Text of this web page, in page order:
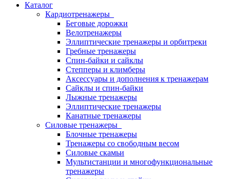
Каталог
Кардиотренажеры
Беговые дорожки
Велотренажеры
Эллиптические тренажеры и орбитреки
Гребные тренажеры
Спин-байки и сайклы
Степперы и климберы
Аксессуары и дополнения к тренажерам
Сайклы и спин-байки
Лыжные тренажеры
Эллиптические тренажеры
Канатные тренажеры
Силовые тренажеры
Блочные тренажеры
Тренажеры со свободным весом
Силовые скамьи
Мультистанции и многофункциональные
тренажеры